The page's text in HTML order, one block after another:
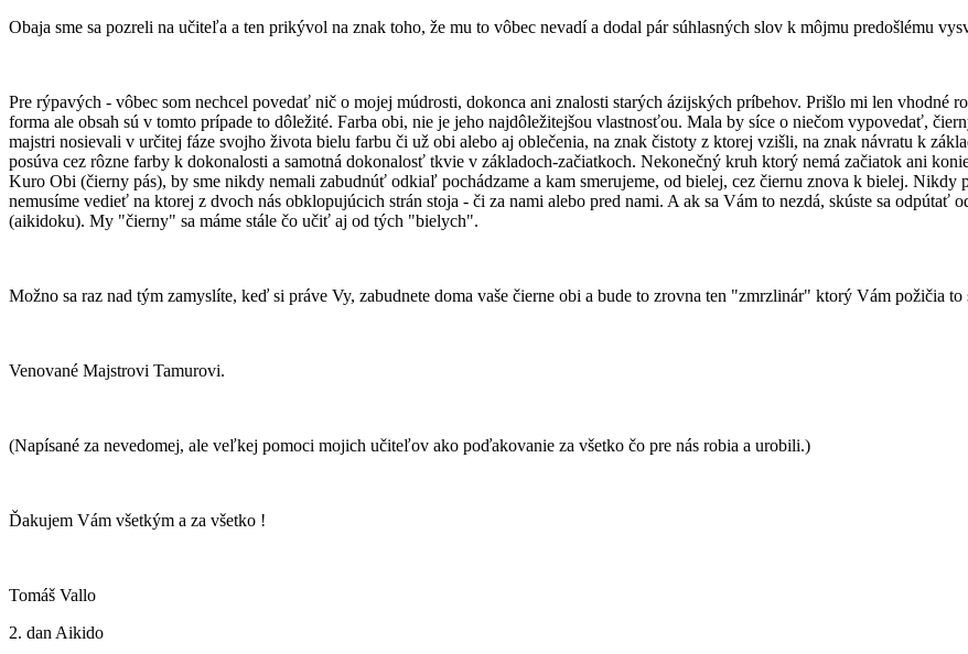
Obaja sme sa pozreli na učiteľa a ten prikývol na znak toho, že mu to vôbec nevadí a dodal pár súhlasných slov k môjmu predošlému
Pre rýpavých - vôbec som nechcel povedať nič o mojej múdrosti, dokonca ani znalosti starých ázijských príbehov. Prišlo mi len vhodné
forma ale obsah sú v tomto prípade to dôležité. Farba obi, nie je jeho najdôležitejšou vlastnosťou. Mala by síce o niečom vypovedať,
majstri nosievali v určitej fáze svojho života bielu farbu či už obi alebo aj oblečenia, na znak čistoty z ktorej vzišli, na znak návratu k
posúva cez rôzne farby k dokonalosti a samotná dokonalosť tkvie v základoch-začiatkoch. Nekonečný kruh ktorý nemá začiatok ani
Kuro Obi (čierny pás), by sme nikdy nemali zabudnúť odkiaľ pochádzame a kam smerujeme, od bielej, cez čiernu znova k bielej.
nemusíme vedieť na ktorej z dvoch nás obklopujúcich strán stoja - či za nami alebo pred nami. A ak sa Vám to nezdá, skúste sa odpútať
(aikidoku). My "čierny" sa máme stále čo učiť aj od tých "bielych".
Možno sa raz nad tým zamyslíte, keď si práve Vy, zabudnete doma vaše čierne obi a bude to zrovna ten "zmrzlinár" ktorý Vám požičia
Venované Majstrovi Tamurovi.
(Napísané za nevedomej, ale veľkej pomoci mojich učiteľov ako poďakovanie za všetko čo pre nás robia a urobili.)
Ďakujem Vám všetkým a za všetko !
Tomáš Vallo
2. dan Aikido